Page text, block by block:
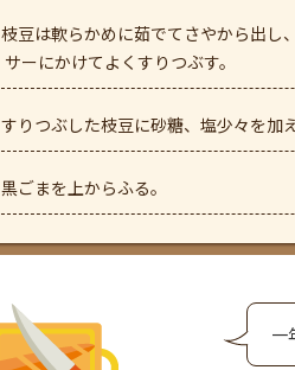
枝豆は軟らかめに茹でてさやから出し
サーにかけてよくすりつぶす。
すりつぶした枝豆に砂糖、塩少々を加
黒ごまを上からふる。
一